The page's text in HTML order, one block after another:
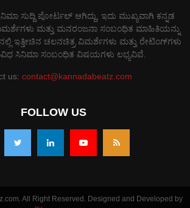
ಸುದ್ದಿ ಪೋರ್ಟಲ್ ಆಗಿದ್ದು, ಇದು ಮುಖ್ಯವಾಗಿ ಕನ್ನಡ
ಮತ್ತು ಮನರಂಜನಾ ಸಂಬಂಧಿತ ಮಾಹಿತಿಯನ್ನು
ಇತ್ತೀಚಿನ ಚಲನಚಿತ್ರ ವಿಮರ್ಶೆಗಳು ಮತ್ತು ರೇಟಿಂಗ್‌ಗಳು
ಸಿನಿಮಾ ಸಂಬಂಧಿತ ವಿಷಯಗಳು ಲಭ್ಯವಿವೆ.
us: contact@kannadabeatz.com
FOLLOW US
All Right Reserved. Designed and Developed by